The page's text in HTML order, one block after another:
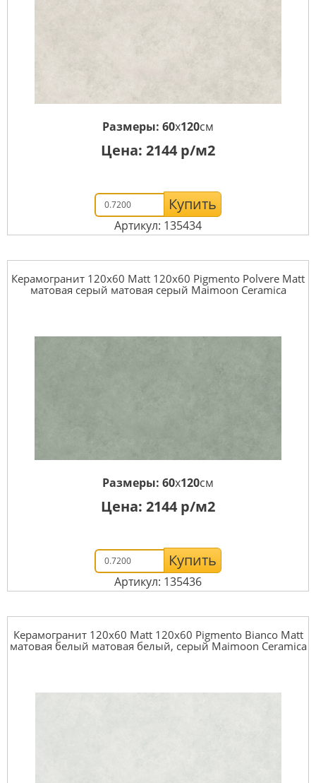
Размеры: 60x120см
Цена: 2144 р/м2
Купить
Артикул: 135434
Керамогранит 120x60 Matt 120x60 Pigmento Polvere Matt
матовая серый матовая серый Maimoon Ceramica
Размеры: 60x120см
Цена: 2144 р/м2
Купить
Артикул: 135436
Керамогранит 120x60 Matt 120x60 Pigmento Bianco Matt
матовая белый матовая белый, серый Maimoon Ceramica